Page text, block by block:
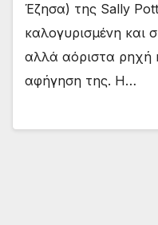
Έζησα) της Sally
καλογυρισμένη και
αλλά αόριστα ρηχή
αφήγηση της. Η…